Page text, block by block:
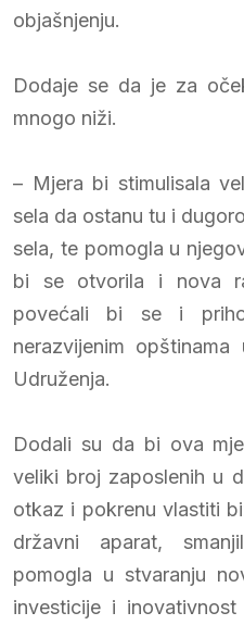
objašnjenju.
Dodaje se da je za
mnogo niži.
– Mjera bi stimulisala
sela da ostanu tu i
sela, te pomogla u
bi se otvorila i nova
povećali bi se i
nerazvijenim
Udruženja.
Dodali su da bi ova
veliki broj zaposlenih u
otkaz i pokrenu vlastiti
državni aparat,
pomogla u stvaranju
investicije i